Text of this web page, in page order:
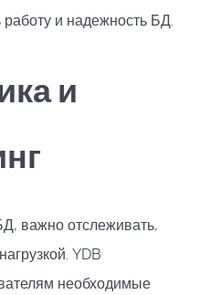
и надежность БД.
и
важно отслеживать,
YDB
необходимые